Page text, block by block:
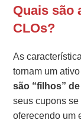
Quais são
CLOs?
As
tornam um
são “filhos”
seus cupons
oferecendo um